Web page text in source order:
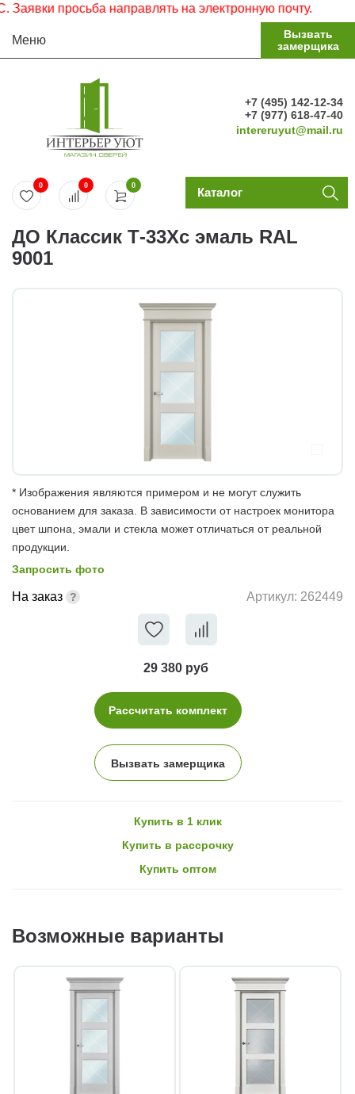
просьба направлять на электронную почту.
Меню
Вызвать
замерщика
+7 (495) 142-12-34
+7 (977) 618-47-40
intereruyut@mail.ru
0
0 0 Каталог
ДО Классик Т-33Хс эмаль RAL
9001
* Изображения являются примером и не могут служить
основанием для заказа. В зависимости от настроек монитора
цвет шпона, эмали и стекла может отличаться от реальной
продукции.
Запросить фото
На заказ Артикул: 262449
29 380 руб
Рассчитать комплект
Вызвать замерщика
Купить в 1 клик
Купить в рассрочку
Купить оптом
Возможные варианты